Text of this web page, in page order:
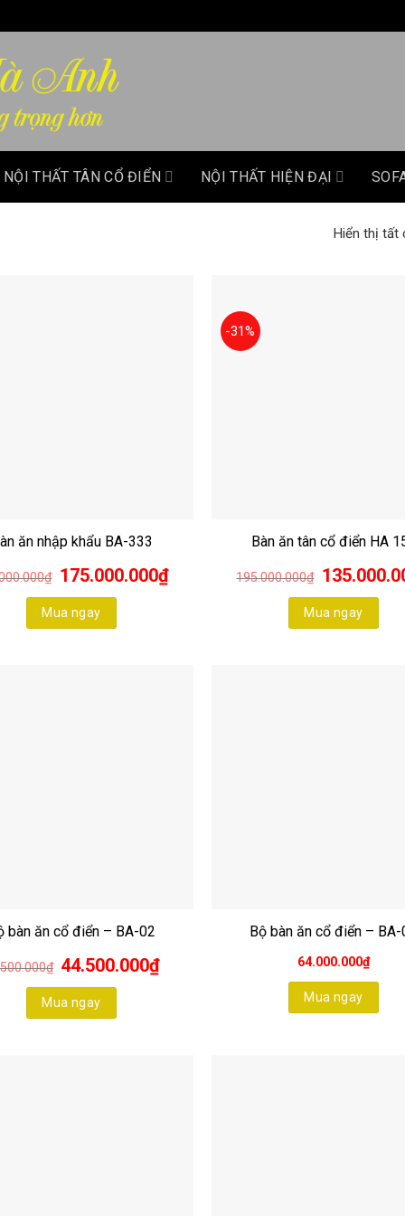
NỘI THẤT TÂN CỔ ĐIỂN NỘI THẤT HIỆN ĐẠI
Hiển thị tất
ăn nhập khẩu BA-333
₫ Giá
gốc
là:
250.000.000₫.
175.000.000₫Giá
hiện
Mua ngay
-31%
Bàn ăn tân cổ điển HA
195.000.000₫ Giá
gốc
là:
195.000.000₫.
Mua ngay
bàn ăn cổ điển – BA-02
₫ Giá
gốc
là:
64.500.000₫.
44.500.000₫Giá
Mua ngay
Bộ bàn ăn cổ điển – BA-
64.000.000₫
Mua ngay